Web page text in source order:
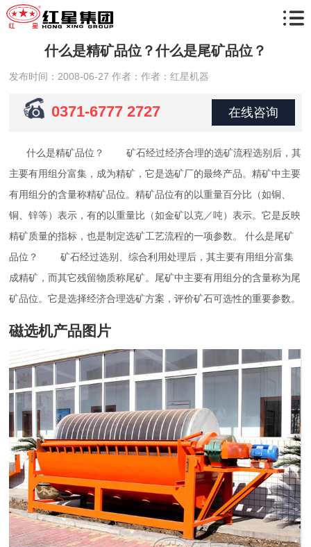
什么是精矿品位？什么是尾矿品位？
发布时间：2008-06-27 作者：作者：红星机器
0371-6777 2727 在线咨询
什么是精矿品位？ 矿石经过经济合理的选矿流程选别后，其
主要有用组分富集，成为精矿，它是选矿厂的最终产品。精矿中主要
有用组分的含量称精矿品位。精矿品位有的以重量百分比（如铜、
铜、锌等）表示，有的以重量比（如金矿以克／吨）表示。它是反映
精矿质量的指标，也是制定选矿工艺流程的一项参数。 什么是尾矿
品位？ 矿石经过选别、综合利用处理后，其主要有用组分富集
成精矿，而其它残留物质称尾矿。尾矿中主要有用组分的含量称为尾
矿品位。它是选择经济合理选矿方案，评价矿石可选性的重要参数。
磁选机产品图片